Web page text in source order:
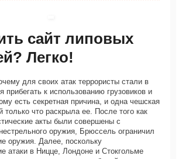
сайт липовых
Легко!
для своих атак террористы стали в
прибегать к использованию грузовиков и
есть секретная причина, и одна чешская
только что раскрыла ее. После того как
акты были совершены с
оружия, Брюссель ограничил
оружия. Далее, поскольку
атаки в Ницце, Лондоне и Стокгольме